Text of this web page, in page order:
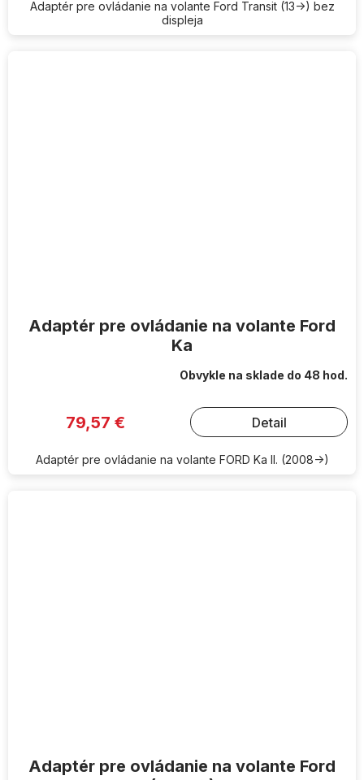
Adaptér pre ovládanie na volante Ford Transit (13->) bez
displeja
Adaptér pre ovládanie na volante Ford
Ka
Obvykle na sklade do 48 hod.
79,57 € Detail
Adaptér pre ovládanie na volante FORD Ka II. (2008->)
Adaptér pre ovládanie na volante Ford